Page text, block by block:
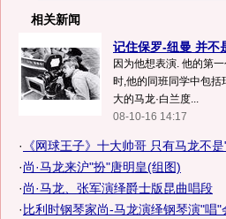
相关新闻
记住保罗-纽曼 并不
因为他想表演. 他的第
时,他的同班同学中包括
大的马龙·白兰度...
08-10-16 14:17
· 《网球王子》十大帅哥 只有马龙不
·尚·马龙来沪"扮"唐明皇(组图)
·尚·马龙、张军演绎爵士版昆曲唱段
· 比利时钢琴家尚-马龙演绎钢琴演"唱"